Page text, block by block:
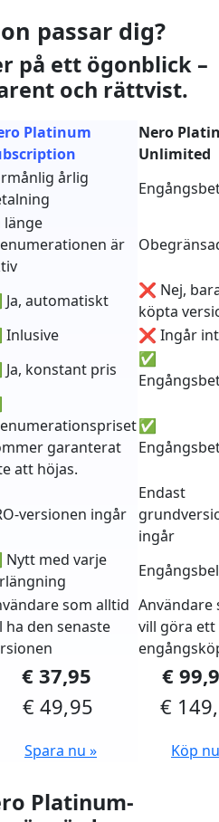
passar dig?
på ett ögonblick –
och rättvist.
Platinum
Nero
Unlimited
årlig
länge
är
Ja, automatiskt
❌ Nej,
köpta
Inlusive
❌ Ingår
Ja, konstant pris
✅
garanterat
att höjas.
✅
versionen ingår
Endast
ingår
Nytt med varje
som alltid
ha den senaste
Användare
vill göra ett
€ 37,95
€ 49,95
Spara nu »
€
€
Köp
Platinum-